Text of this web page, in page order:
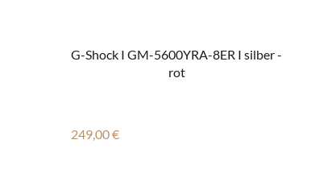
G-Shock I GM-5600YRA-8ER I silber -
rot
Regulärer Preis:
249,00 €